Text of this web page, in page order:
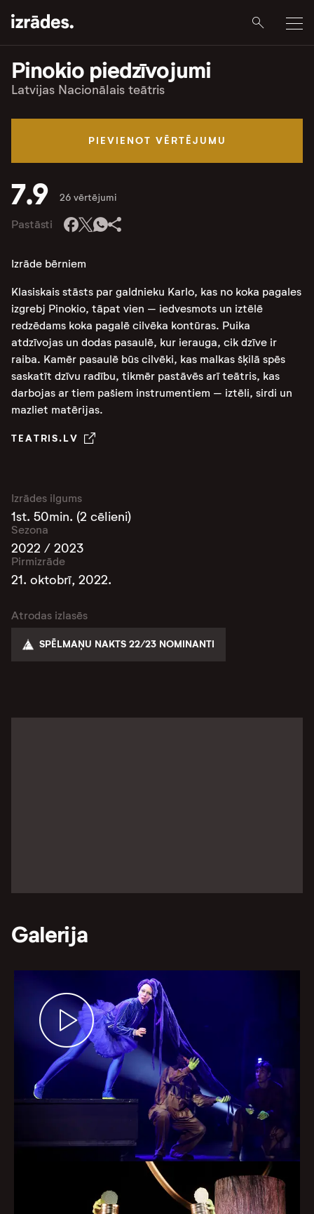
Pinokio piedzīvojumi
Latvijas Nacionālais teātris
PIEVIENOT VĒRTĒJUMU
7.9 26 vērtējumi
Pastāsti
Izrāde bērniem
Klasiskais stāsts par galdnieku Karlo, kas no koka pagales
izgrebj Pinokio, tāpat vien – iedvesmots un iztēlē
redzēdams koka pagalē cilvēka kontūras. Puika
atdzīvojas un dodas pasaulē, kur ierauga, cik dzīve ir
raiba. Kamēr pasaulē būs cilvēki, kas malkas šķilā spēs
saskatīt dzīvu radību, tikmēr pastāvēs arī teātris, kas
darbojas ar tiem pašiem instrumentiem – iztēli, sirdi un
mazliet matērijas.
TEATRIS.LV
Izrādes ilgums
1st. 50min. (2 cēlieni)
Sezona
2022 / 2023
Pirmizrāde
21. oktobrī, 2022.
Atrodas izlasēs
SPĒLMAŅU NAKTS 22/23 NOMINANTI
Galerija